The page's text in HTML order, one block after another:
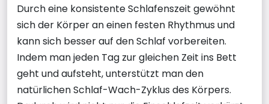
Durch eine konsistente Schlafenszeit gewöhnt
sich der Körper an einen festen Rhythmus und
kann sich besser auf den Schlaf vorbereiten.
Indem man jeden Tag zur gleichen Zeit ins Bett
geht und aufsteht, unterstützt man den
natürlichen Schlaf-Wach-Zyklus des Körpers.